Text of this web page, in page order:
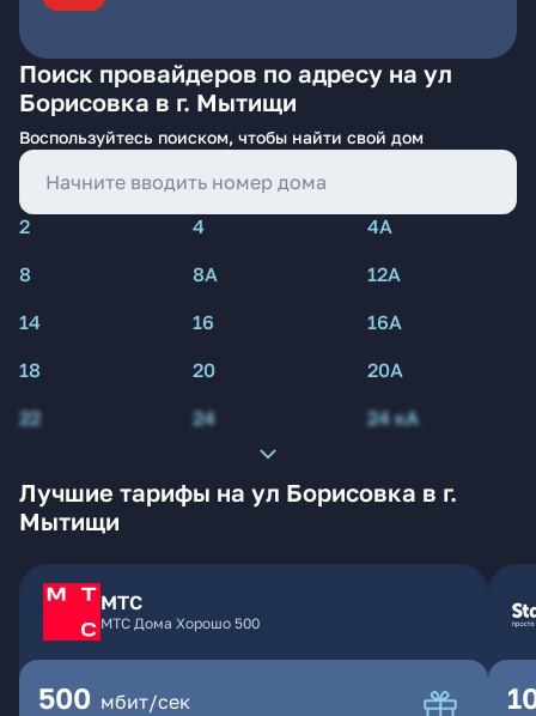
Поиск провайдеров по адресу на ул
Борисовка в г. Мытищи
Воспользуйтесь поиском, чтобы найти свой дом
2 4
4А
8
8А
12А
14
16
16А
18
20
20А
22
24 24 кА
Лучшие тарифы на ул Борисовка в г.
Мытищи
МТС
МТС Дома Хорошо 500
500 мбит/сек